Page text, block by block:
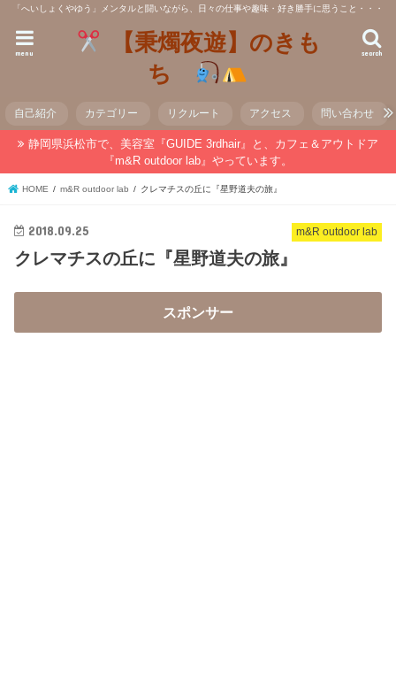
「へいしょくやゆう」メンタルと闘いながら、日々の仕事や趣味・好き勝手に思うこと・・・
【秉燭夜遊】のきも
ち
search
menu
自己紹介 カテゴリー リクルート アクセス 問い合わせ
静岡県浜松市で、美容室『GUIDE 3rdhair』と、カフェ＆アウトドア
『m&R outdoor lab』やっています。
HOME m&R outdoor lab クレマチスの丘に『星野道夫の旅』
m&R outdoor lab
2018.09.25
クレマチスの丘に『星野道夫の旅』
スポンサー